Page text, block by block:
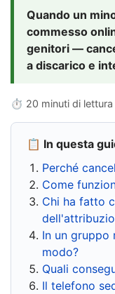
Quando un
commesso
genitori —
a discarico e
⏱ 20 minuti di lettura
📋 In questa
Perché
Come
Chi ha fatto
In un gruppo
modo?
Quali
Il telefono